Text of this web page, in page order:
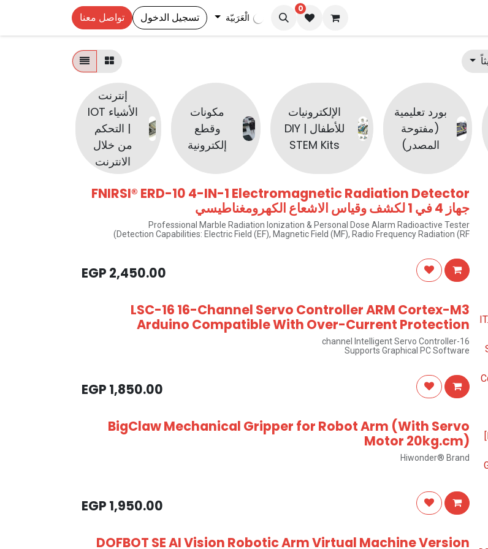
0
الْعَرَبيّة تسجيل الدخول تواصل معنا
بورد تعليمية
(مفتوحة
المصدر)
الإلكترونيات
للأطفال | DIY
STEM Kits
مكونات
وقطع
إلكترونية
إنترنت
الأشياء IOT
| التحكم
من خلال
الانترنت
FNIRSI® ERD-10 4-IN-1 Electromagnetic Radiation Detector
جهاز 4 في 1 لكشف وقياس الاشعاع الكهرومغناطيسي
Professional Marble Radiation Ionization & Personal Dose Alarm Radioactive Tester
Detection Capabilities: Electric Field (EF), Magnetic Field (MF), Radio Frequency Radiation (RF)
2,450.00
LSC-16 16-Channel Servo Controller ARM Cortex-M3
Arduino Compatible With Over-Current Protection
16-channel Intelligent Servo Controller
Supports Graphical PC Software
1,850.00
BigClaw Mechanical Gripper for Robot Arm (With Servo
Motor 20kg.cm)
Hiwonder® Brand
1,950.00
DOFBOT SE AI Vision Robotic Arm Virtual Machine Version